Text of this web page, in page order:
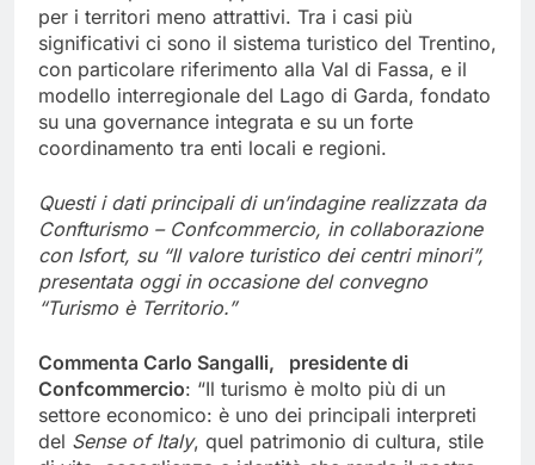
per i territori meno attrattivi. Tra i casi più
significativi ci sono il sistema turistico del Trentino,
con particolare riferimento alla Val di Fassa, e il
modello interregionale del Lago di Garda, fondato
su una governance integrata e su un forte
coordinamento tra enti locali e regioni.
Questi i dati principali di un’indagine realizzata da
Confturismo – Confcommercio, in collaborazione
con Isfort, su “Il valore turistico dei centri minori”,
presentata oggi in occasione del convegno
“Turismo è Territorio.”
Commenta Carlo Sangalli, presidente di
Confcommercio: “Il turismo è molto più di un
settore economico: è uno dei principali interpreti
del Sense of Italy, quel patrimonio di cultura, stile